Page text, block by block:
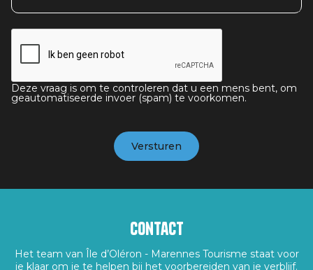
Deze vraag is om te controleren dat u een mens bent, om
geautomatiseerde invoer (spam) te voorkomen.
Contact
Het team van Île d’Oléron - Marennes Tourisme staat voor
je klaar om je te helpen bij het voorbereiden van je verblijf.